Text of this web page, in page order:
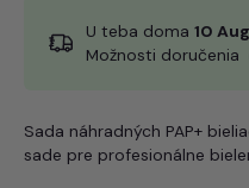
U teba doma 10
Možnosti doručenia
Sada náhradných PAP+
sade pre profesionálne